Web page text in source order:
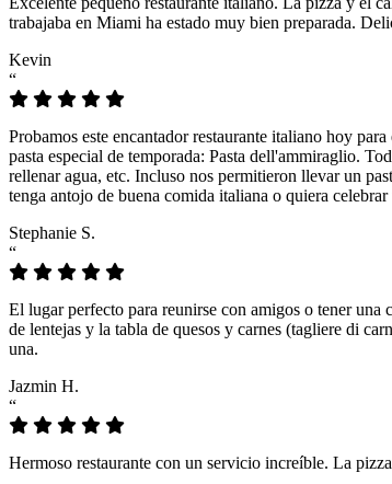
trabajaba en Miami ha estado muy bien preparada.
Kevin
“
Probamos este encantador restaurante italiano hoy
pasta especial de temporada: Pasta dell'ammiraglio.
rellenar agua, etc. Incluso nos permitieron llevar un
tenga antojo de buena comida italiana o quiera celebrar
Stephanie S.
“
El lugar perfecto para reunirse con amigos o tener una
de lentejas y la tabla de quesos y carnes (tagliere di
una.
Jazmin H.
“
Hermoso restaurante con un servicio increíble. La